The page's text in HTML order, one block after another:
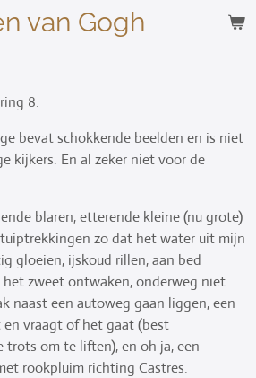
van Gogh
8.
bevat schokkende beelden en is niet
kijkers. En al zeker niet voor de
blaren, etterende kleine (nu grote)
zo dat het water uit mijn
gloeien, ijskoud rillen, aan bed
zweet ontwaken, onderweg niet
naast een autoweg gaan liggen, een
vraagt of het gaat (best
trots om te liften), en oh ja, een
rookpluim richting Castres.